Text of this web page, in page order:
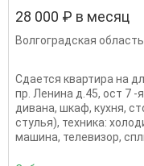
28 000 ₽ в месяц
Волгоградская область
Сдается квартира на
пр. Ленина д.45, ост 7 -
дивана, шкаф, кухня,
стулья), техника:
машина, телевизор,